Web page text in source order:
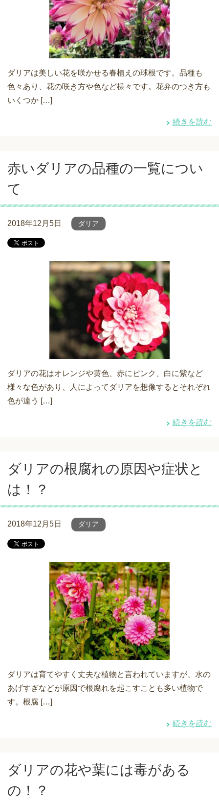
ダリアは美しい花を咲かせる春植えの球根です。品種も
色々あり、花の咲き方や色など様々です。花弁のつき方も
いくつか […]
続きを読む
赤いダリアの品種の一覧につい
て
2018年12月5日 ダリア
ダリアの花はオレンジや黄色、赤にピンク、白に紫など
様々な色があり、人によってダリアを想像するとそれぞれ
色が違う […]
続きを読む
ダリアの根腐れの原因や症状と
は！？
2018年12月5日 ダリア
ダリアは育てやすく丈夫な植物と言われていますが、水の
あげすぎなどが原因で根腐れを起こすことも多い植物で
す。根腐 […]
続きを読む
ダリアの花や葉には毒がある
の！？